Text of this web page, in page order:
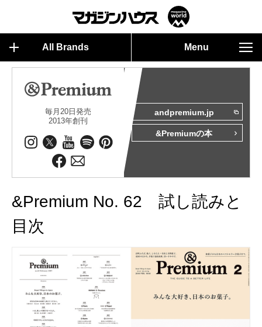
All Brands Menu
毎月20日発売
2013年創刊
andpremium.jp
&Premiumの本
&Premium No. 62 試し読みと
目次